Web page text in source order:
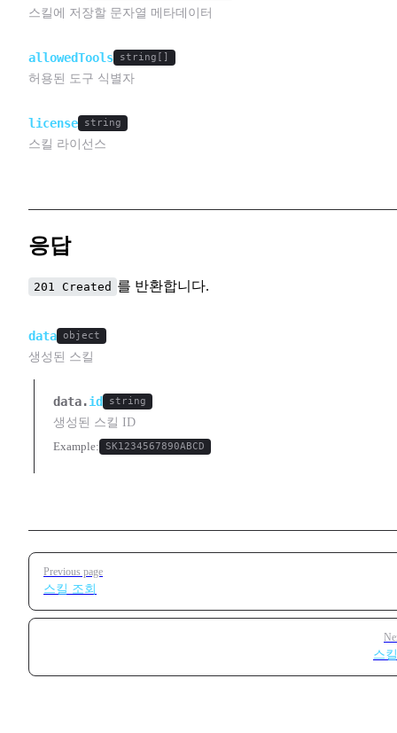
스킬에 저장할 문자열 메타데이터
allowedTools string[]
허용된 도구 식별자
license string
스킬 라이선스
응답
201 Created 를 반환합니다.
data object
생성된 스킬
data.id string
생성된 스킬 ID
Example:
SK1234567890ABCD
Pager
Previous page
스킬 조회
스